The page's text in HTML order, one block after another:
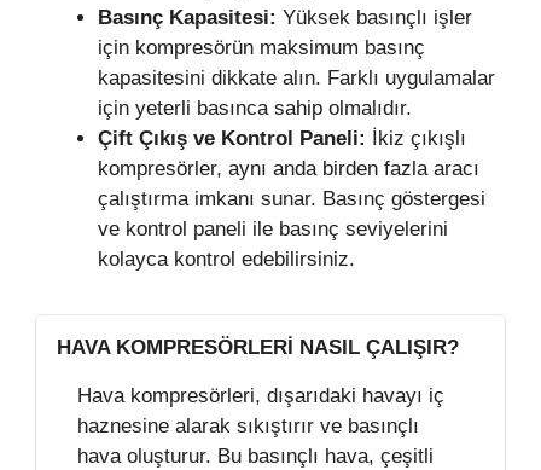
Basınç Kapasitesi: Yüksek basınçlı işler
için kompresörün maksimum basınç
kapasitesini dikkate alın. Farklı uygulamalar
için yeterli basınca sahip olmalıdır.
Çift Çıkış ve Kontrol Paneli: İkiz çıkışlı
kompresörler, aynı anda birden fazla aracı
çalıştırma imkanı sunar. Basınç göstergesi
ve kontrol paneli ile basınç seviyelerini
kolayca kontrol edebilirsiniz.
HAVA KOMPRESÖRLERI NASIL ÇALIŞIR?
Hava kompresörleri, dışarıdaki havayı iç
haznesine alarak sıkıştırır ve basınçlı
hava oluşturur. Bu basınçlı hava, çeşitli